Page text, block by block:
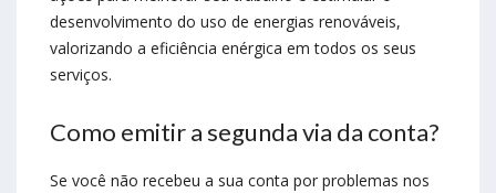
desenvolvimento do uso de energias renováveis,
valorizando a eficiência enérgica em todos os seus
serviços.
Como emitir a segunda via da conta?
Se você não recebeu a sua conta por problemas nos